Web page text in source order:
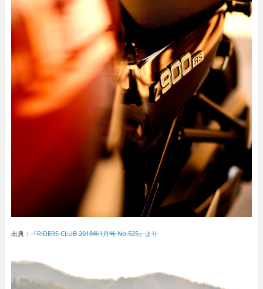
出典： 『RIDERS CLUB 2018年1月号 No.525』より